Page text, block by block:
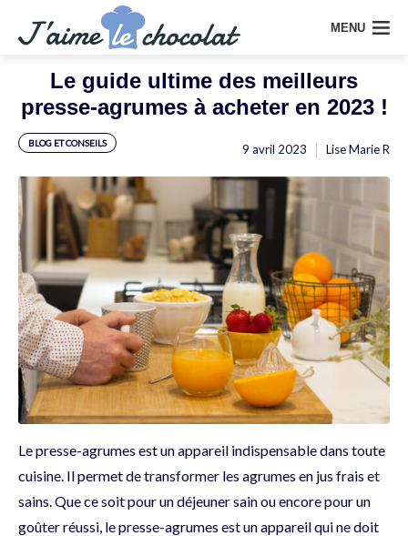
MENU
Le guide ultime des meilleurs
presse-agrumes à acheter en 2023 !
BLOG ET CONSEILS 9 avril 2023 Lise Marie R
Le presse-agrumes est un appareil indispensable dans toute
cuisine. Il permet de transformer les agrumes en jus frais et
sains. Que ce soit pour un déjeuner sain ou encore pour un
goûter réussi, le presse-agrumes est un appareil qui ne doit